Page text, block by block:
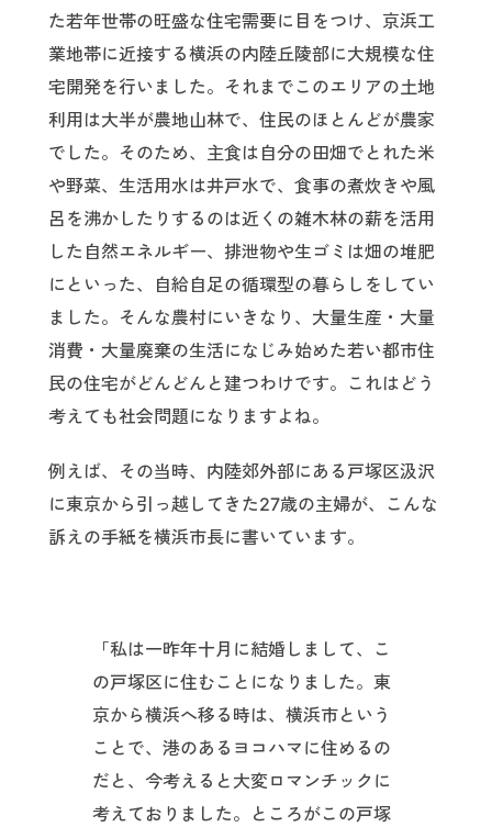
た若年世帯の旺盛な住宅需要に目をつけ、京浜工
業地帯に近接する横浜の内陸丘陵部に大規模な住
宅開発を行いました。それまでこのエリアの土地
利用は大半が農地山林で、住民のほとんどが農家
でした。そのため、主食は自分の田畑でとれた米
や野菜、生活用水は井戸水で、食事の煮炊きや風
呂を沸かしたりするのは近くの雑木林の薪を活用
した自然エネルギー、排泄物や生ゴミは畑の堆肥
にといった、自給自足の循環型の暮らしをしてい
ました。そんな農村にいきなり、大量生産・大量
消費・大量廃棄の生活になじみ始めた若い都市住
民の住宅がどんどんと建つわけです。これはどう
考えても社会問題になりますよね。
例えば、その当時、内陸郊外部にある戸塚区汲沢
に東京から引っ越してきた27歳の主婦が、こんな
訴えの手紙を横浜市長に書いています。
「私は一昨年十月に結婚しまして、こ
の戸塚区に住むことになりました。東
京から横浜へ移る時は、横浜市という
ことで、港のあるヨコハマに住めるの
だと、今考えると大変ロマンチックに
考えておりました。ところがこの戸塚